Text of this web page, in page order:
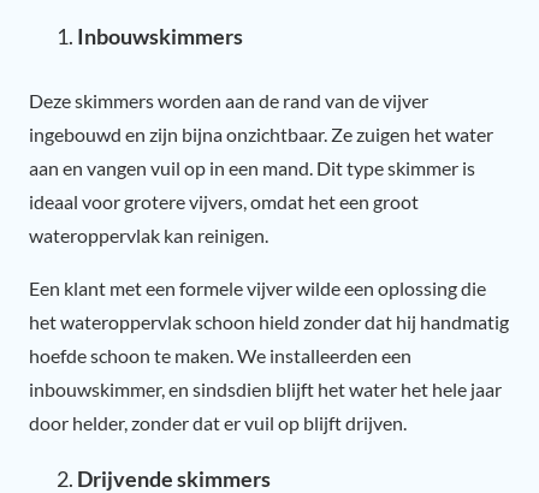
Inbouwskimmers
Deze skimmers worden aan de rand van de vijver
ingebouwd en zijn bijna onzichtbaar. Ze zuigen het water
aan en vangen vuil op in een mand. Dit type skimmer is
ideaal voor grotere vijvers, omdat het een groot
wateroppervlak kan reinigen.
Een klant met een formele vijver wilde een oplossing die
het wateroppervlak schoon hield zonder dat hij handmatig
hoefde schoon te maken. We installeerden een
inbouwskimmer, en sindsdien blijft het water het hele jaar
door helder, zonder dat er vuil op blijft drijven.
Drijvende skimmers